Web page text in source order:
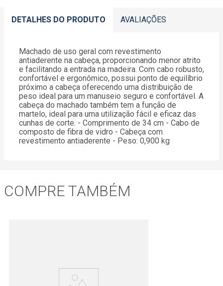
DETALHES DO PRODUTO AVALIAÇÕES
Machado de uso geral com revestimento
antiaderente na cabeça, proporcionando menor atrito
e facilitando a entrada na madeira. Com cabo robusto,
confortável e ergonômico, possui ponto de equilíbrio
próximo a cabeça oferecendo uma distribuição de
peso ideal para um manuseio seguro e confortável. A
cabeça do machado também tem a função de
martelo, ideal para uma utilização fácil e eficaz das
cunhas de corte. - Comprimento de 34 cm - Cabo de
composto de fibra de vidro - Cabeça com
revestimento antiaderente - Peso: 0,900 kg
COMPRE TAMBÉM